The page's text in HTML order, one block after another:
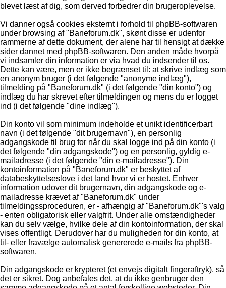
blevet læst af dig, som derved forbedrer din brugeroplevelse.
Vi danner også cookies eksternt i forhold til phpBB-softwaren
under browsing af "Baneforum.dk", skønt disse er udenfor
rammerne af dette dokument, der alene har til hensigt at dække
sider dannet med phpBB-softwaren. Den anden måde hvorpå
vi indsamler din information er via hvad du indsender til os.
Dette kan være, men er ikke begrænset til: at skrive indlæg som
en anonym bruger (i det følgende "anonyme indlæg"),
tilmelding på "Baneforum.dk" (i det følgende "din konto") og
indlæg du har skrevet efter tilmeldingen og mens du er logget
ind (i det følgende "dine indlæg").
Din konto vil som minimum indeholde et unikt identificerbart
navn (i det følgende "dit brugernavn"), en personlig
adgangskode til brug for når du skal logge ind på din konto (i
det følgende "din adgangskode") og en personlig, gyldig e-
mailadresse (i det følgende "din e-mailadresse"). Din
kontoinformation på "Baneforum.dk" er beskyttet af
databeskyttelseslove i det land hvor vi er hostet. Enhver
information udover dit brugernavn, din adgangskode og e-
mailadresse krævet af "Baneforum.dk" under
tilmeldingssproceduren, er - afhængig af "Baneforum.dk"'s valg
- enten obligatorisk eller valgfrit. Under alle omstændigheder
kan du selv vælge, hvilke dele af din kontoinformation, der skal
vises offentligt. Derudover har du muligheden for din konto, at
til- eller fravælge automatisk genererede e-mails fra phpBB-
softwaren.
Din adgangskode er krypteret (et envejs digitalt fingeraftryk), så
det er sikret. Dog anbefales det, at du ikke genbruger den